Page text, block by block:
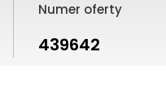
Numer oferty
439642